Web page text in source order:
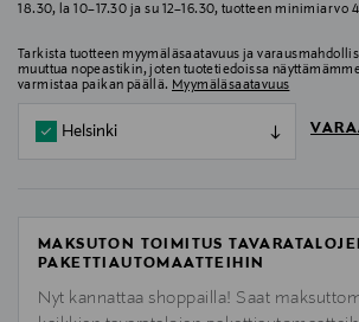
18.30, la 10–17.30 ja su 12–16.30, tuotteen minimiarvo
Tarkista tuotteen myymäläsaatavuus ja
muuttua nopeastikin, joten tuotetiedoissa
varmistaa paikan päällä. Myymäläsaatavuus
Helsinki
MAKSUTON TOIMITUS
PAKETTIAUTOMAATTEIHIN
Nyt kannattaa shoppailla! Saat